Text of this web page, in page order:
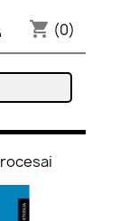
shopping_cart (0)